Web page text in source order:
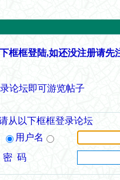
框框登陆,如还没注册请先
论坛即可游览帖子
从以下框框登录论坛
用户名
密 码